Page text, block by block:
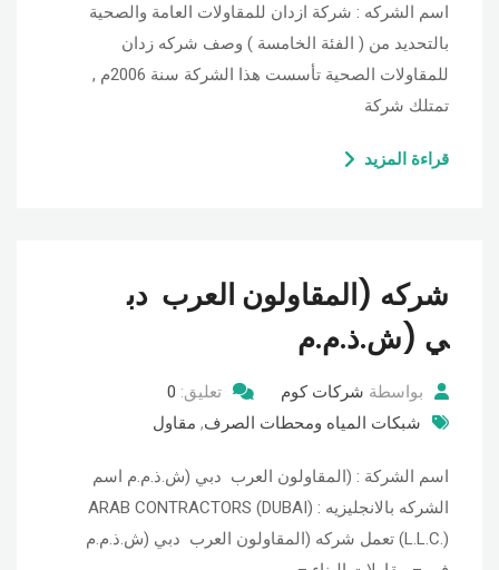
اسم الشركه : شركة ازدان للمقاولات العامة والصحية
بالتحديد من ( الفئة الخامسة ) وصف شركه زدان
للمقاولات الصحية تأسست هذا الشركة سنة 2006م ,
تمتلك شركة
قراءة المزيد
شركه (المقاولون العرب ­ دب
ي (ش.ذ.م.م
بواسطة شركات كوم تعليق: 0
شبكات المياه ومحطات الصرف, مقاول
اسم الشركة : (المقاولون العرب ­ دبي (ش.ذ.م.م اسم
الشركه بالانجليزيه : ARAB CONTRACTORS (DUBAI)
(L.L.C.) تعمل شركه (المقاولون العرب ­ دبي (ش.ذ.م.م